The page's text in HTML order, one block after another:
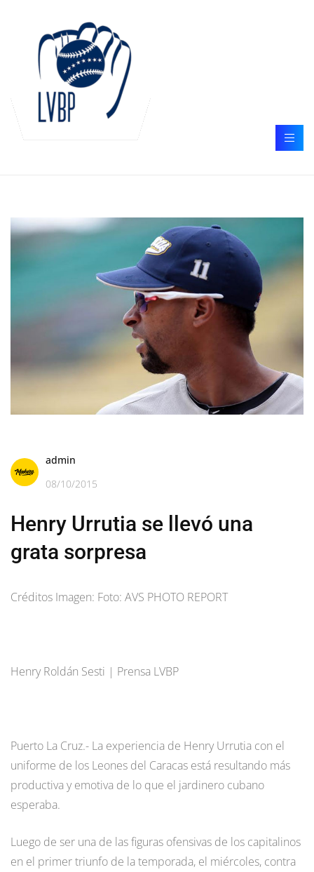
admin
08/10/2015
Henry Urrutia se llevó una
grata sorpresa
Créditos Imagen: Foto: AVS PHOTO REPORT
Henry Roldán Sesti | Prensa LVBP
Puerto La Cruz.- La experiencia de Henry Urrutia con el
uniforme de los Leones del Caracas está resultando más
productiva y emotiva de lo que el jardinero cubano
esperaba.
Luego de ser una de las figuras ofensivas de los capitalinos
en el primer triunfo de la temporada, el miércoles, contra